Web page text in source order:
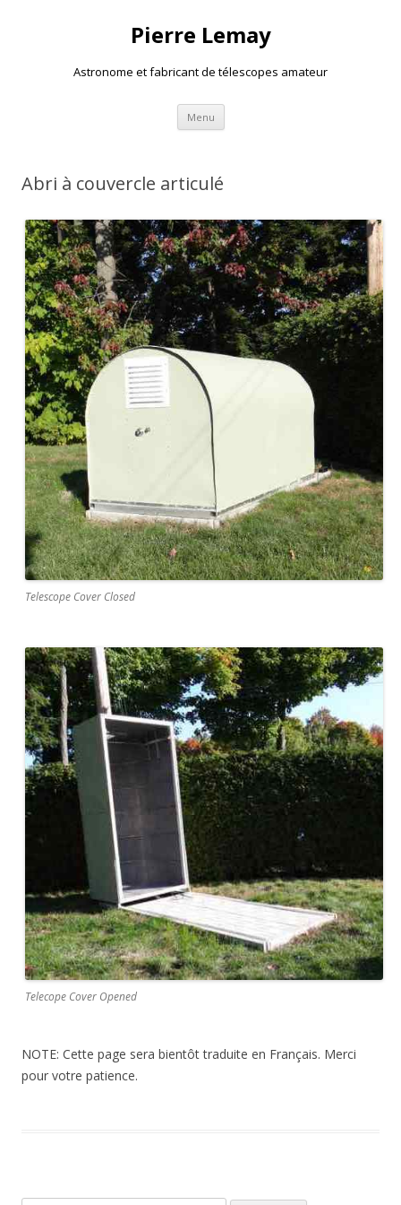
Pierre Lemay
Astronome et fabricant de télescopes amateur
Menu Aller
contenu
Abri à couvercle articulé
Telescope Cover Closed
Telecope Cover Opened
NOTE: Cette page sera bientôt traduite en Français. Merci
pour votre patience.